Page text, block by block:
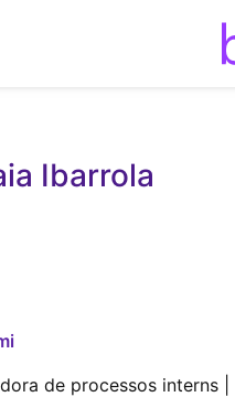
Ibarrola
de processos interns